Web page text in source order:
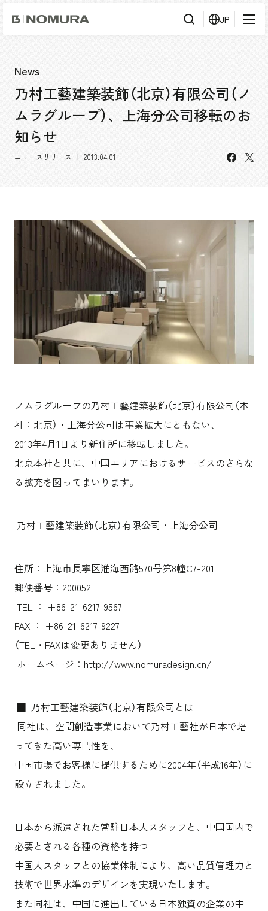
乃
村
工
JP
索
事業内容
事業内容TOP
市場領域
会社情報
会社情報TOP
役員構成・組織図
グループ会社
アーバン & リテール
ホスピタリティ
コーポレート
エンターテインメント
コンベンション & イベント
採用情報TOP
キャリア採用
働く環境
プロジェクト紹介
派遣社員について
サステナビリティ
ニュース
よくあるご質問
協力会社様専用ページ
JP EN CN
乃村工藝社の最新ニュースをお届けしております
News
乃村工藝建築装飾（北京）有限公司（ノ
ムラグループ）、上海分公司移転のお
知らせ
ニュースリリース 2013.04.01 X
ノムラグループの乃村工藝建築装飾（北京）有限公司（本
社：北京）・上海分公司は事業拡大にともない、
2013年4月1日より新住所に移転しました。
北京本社と共に、中国エリアにおけるサービスのさらな
る拡充を図ってまいります。
乃村工藝建築装飾（北京）有限公司・上海分公司
住所：上海市長寧区淮海西路570号第8幢C7-201
郵便番号：200052
TEL ： +86-21-6217-9567
FAX ： +86-21-6217-9227
（TEL・FAXは変更ありません）
ホームページ： http://www.nomuradesign.cn/
■ 乃村工藝建築装飾（北京）有限公司とは
同社は、空間創造事業において乃村工藝社が日本で培
ってきた高い専門性を、
中国市場でお客様に提供するために2004年（平成16年）に
設立されました。
日本から派遣された常駐日本人スタッフと、中国国内で
必要とされる各種の資格を持つ
中国人スタッフとの協業体制により、高い品質管理力と
技術で世界水準のデザインを実現いたします。
また同社は、中国に進出している日本独資の企業の中